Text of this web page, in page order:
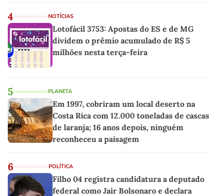
4 NOTÍCIAS
Lotofácil 3753: Apostas do ES e de MG
dividem o prêmio acumulado de R$ 5
milhões nesta terça-feira
5 PLANETA
Em 1997, cobriram um local deserto na
Costa Rica com 12.000 toneladas de cascas
de laranja; 16 anos depois, ninguém
reconheceu a paisagem
6 POLÍTICA
Filho 04 registra candidatura a deputado
federal como Jair Bolsonaro e declara